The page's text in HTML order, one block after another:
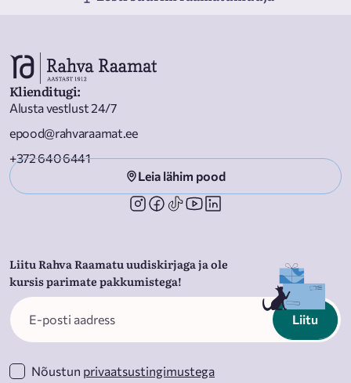
Klienditugi:
Alusta vestlust 24/7
epood@rahvaraamat.ee
+372 640 6441
Leia lähim pood
Liitu Rahva Raamatu uudiskirjaga ja ole
kursis parimate pakkumistega!
Liitu
Nõustun privaatsustingimustega